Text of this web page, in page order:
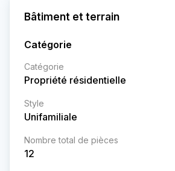
Bâtiment et terrain
Catégorie
Catégorie
Propriété résidentielle
Style
Unifamiliale
Nombre total de pièces
12